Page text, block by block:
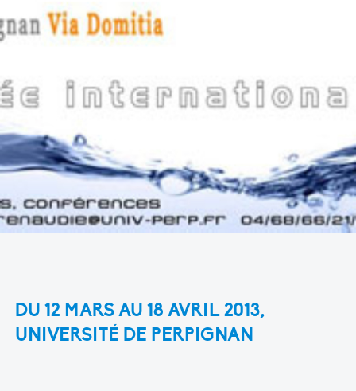
DU 12 MARS AU 18 AVRIL 2013,
UNIVERSITÉ DE PERPIGNAN